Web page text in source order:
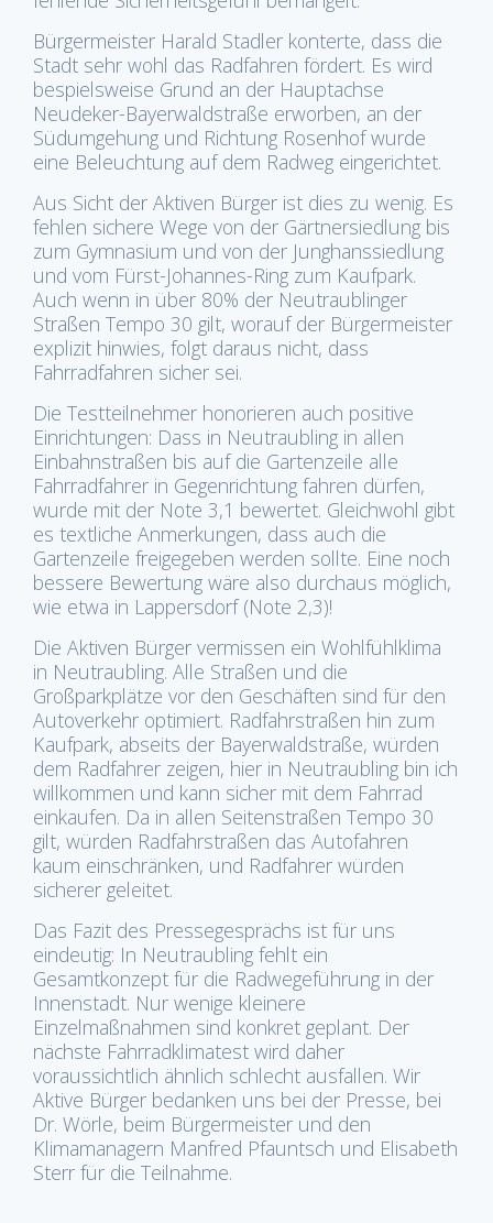
Bürgermeister Harald Stadler konterte, dass die
Stadt sehr wohl das Radfahren fördert. Es wird
bespielsweise Grund an der Hauptachse
Neudeker-Bayerwaldstraße erworben, an der
Südumgehung und Richtung Rosenhof wurde
eine Beleuchtung auf dem Radweg eingerichtet.
Aus Sicht der Aktiven Bürger ist dies zu wenig. Es
fehlen sichere Wege von der Gärtnersiedlung bis
zum Gymnasium und von der Junghanssiedlung
und vom Fürst-Johannes-Ring zum Kaufpark.
Auch wenn in über 80% der Neutraublinger
Straßen Tempo 30 gilt, worauf der Bürgermeister
explizit hinwies, folgt daraus nicht, dass
Fahrradfahren sicher sei.
Die Testteilnehmer honorieren auch positive
Einrichtungen: Dass in Neutraubling in allen
Einbahnstraßen bis auf die Gartenzeile alle
Fahrradfahrer in Gegenrichtung fahren dürfen,
wurde mit der Note 3,1 bewertet. Gleichwohl gibt
es textliche Anmerkungen, dass auch die
Gartenzeile freigegeben werden sollte. Eine noch
bessere Bewertung wäre also durchaus möglich,
wie etwa in Lappersdorf (Note 2,3)!
Die Aktiven Bürger vermissen ein Wohlfühlklima
in Neutraubling. Alle Straßen und die
Großparkplätze vor den Geschäften sind für den
Autoverkehr optimiert. Radfahrstraßen hin zum
Kaufpark, abseits der Bayerwaldstraße, würden
dem Radfahrer zeigen, hier in Neutraubling bin ich
willkommen und kann sicher mit dem Fahrrad
einkaufen. Da in allen Seitenstraßen Tempo 30
gilt, würden Radfahrstraßen das Autofahren
kaum einschränken, und Radfahrer würden
sicherer geleitet.
Das Fazit des Pressegesprächs ist für uns
eindeutig: In Neutraubling fehlt ein
Gesamtkonzept für die Radwegeführung in der
Innenstadt. Nur wenige kleinere
Einzelmaßnahmen sind konkret geplant. Der
nächste Fahrradklimatest wird daher
voraussichtlich ähnlich schlecht ausfallen. Wir
Aktive Bürger bedanken uns bei der Presse, bei
Dr. Wörle, beim Bürgermeister und den
Klimamanagern Manfred Pfauntsch und Elisabeth
Sterr für die Teilnahme.